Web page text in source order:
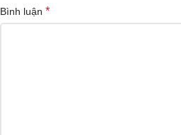
Bình luận *